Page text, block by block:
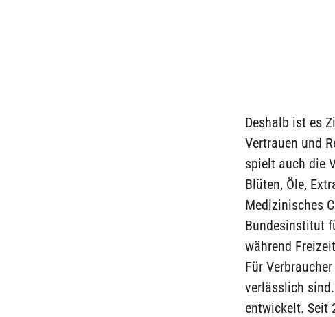
Deshalb ist es
Vertrauen und
spielt auch die
Blüten, Öle,
Medizinisches
Bundesinstitut
während
Für
verlässlich
entwickelt. Seit